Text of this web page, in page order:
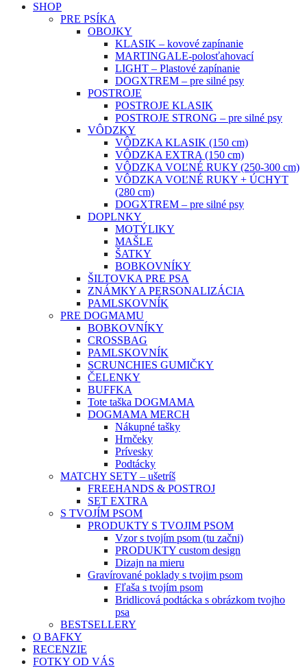
SHOP
PRE PSÍKA
OBOJKY
KLASIK – kovové zapínanie
MARTINGALE-polosťahovací
LIGHT – Plastové zapínanie
DOGXTREM – pre silné psy
POSTROJE
POSTROJE KLASIK
POSTROJE STRONG – pre silné psy
VÔDZKY
VÔDZKA KLASIK (150 cm)
VÔDZKA EXTRA (150 cm)
VÔDZKA VOĽNÉ RUKY (250-300 cm)
VÔDZKA VOĽNÉ RUKY + ÚCHYT
(280 cm)
DOGXTREM – pre silné psy
DOPLNKY
MOTÝLIKY
MAŠLE
ŠATKY
BOBKOVNÍKY
ŠILTOVKA PRE PSA
ZNÁMKY A PERSONALIZÁCIA
PAMLSKOVNÍK
PRE DOGMAMU
BOBKOVNÍKY
CROSSBAG
PAMLSKOVNÍK
SCRUNCHIES GUMIČKY
ČELENKY
BUFFKA
Tote taška DOGMAMA
DOGMAMA MERCH
Nákupné tašky
Hrnčeky
Prívesky
Podtácky
MATCHY SETY – ušetríš
FREEHANDS & POSTROJ
SET EXTRA
S TVOJÍM PSOM
PRODUKTY S TVOJIM PSOM
Vzor s tvojím psom (tu začni)
PRODUKTY custom design
Dizajn na mieru
Gravírované poklady s tvojim psom
Fľaša s tvojím psom
Bridlicová podtácka s obrázkom tvojho
psa
BESTSELLERY
O BAFKY
RECENZIE
FOTKY OD VÁS